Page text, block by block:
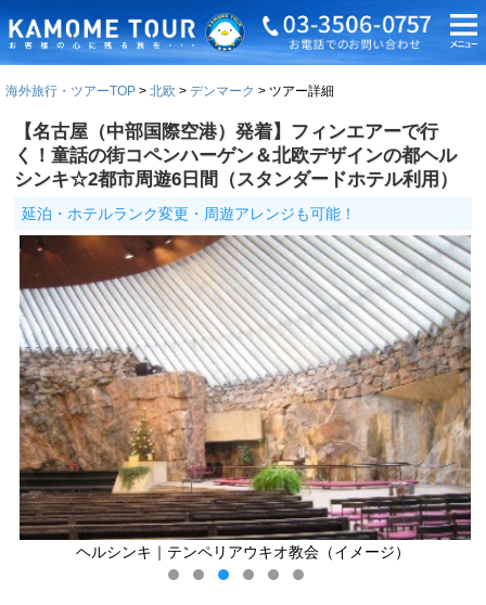
海外旅行・ツアーTOP 北欧 デンマーク ツアー詳細
【名古屋（中部国際空港）発着】フィンエアーで行
く！童話の街コペンハーゲン＆北欧デザインの都ヘル
シンキ☆2都市周遊6日間（スタンダードホテル利用）
延泊・ホテルランク変更・周遊アレンジも可能！
ウキオ教会（イメージ） ヘルシンキ｜カンピ